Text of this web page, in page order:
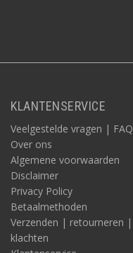
KLANTENSERVICE
Veelgestelde vragen | FAQ
Over ons
Algemene voorwaarden
Disclaimer
Privacy Policy
Betaalmethoden
Verzenden | retourneren |
klachten